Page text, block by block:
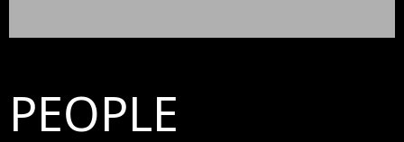
PEOPLE